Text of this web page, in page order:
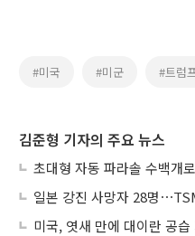
#미국 #미군 #트럼
김준형 기자의 주요 뉴스
초대형 자동 파라솔 수백개
일본 강진 사망자 28명
미국, 엿새 만에 대이란 공